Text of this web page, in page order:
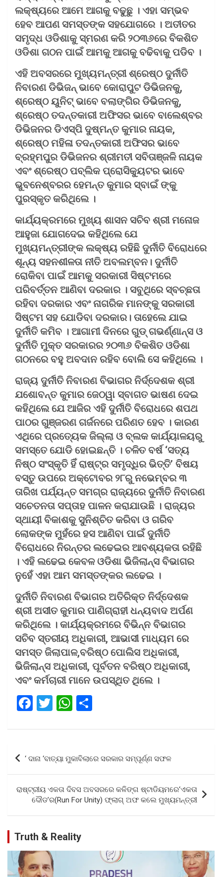
ଲକ୍ଷ୍ୟରେ ଆମେ ଆଗକୁ ବଢୁଛୁ । ଏହା ସମ୍ଭବ
ହେବ ଆପଣ ସମସ୍ତଙ୍କ ସହଯୋଗରେ । ଅତୀତର
ସମୃଦ୍ଧ ଓଡିଶାକୁ ସ୍ମରଣ କରି ୨୦୩୬ରେ ବିକଶିତ
ଓଡିଶା ଗଠନ ପାଇଁ ଆମକୁ ଆଗକୁ ବଢିବାକୁ ପଡିବ ।
ଏହି ଅବସରରେ ମୁଖ୍ୟମନ୍ତ୍ରୀ ଶ୍ରେଷ୍ଠ ଦୁର୍ନୀତି
ନିବାରଣ ଡିଭିଜନ୍ ଭାବେ କୋରାପୁଟ ଡିଭିଜନକୁ,
ଶ୍ରେଷ୍ଠ ୟୁନିଟ୍ ଭାବେ ବଲାଙ୍ଗିର ଡିଭିଜନକୁ,
ଶ୍ରେଷ୍ଠ ତଦନ୍ତକାରୀ ଅଫିସର ଭାବେ ବାଲେଶ୍ବର
ଡିଭିଜନର ଡିଏସ୍‌ପି ଦୁଷ୍ମନ୍ତ କୁମାର ନାୟକ,
ଶ୍ରେଷ୍ଠ ମହିଳା ତଦନ୍ତକାରୀ ଅଫିସର ଭାବେ
ବ୍ରହ୍ମପୁର ଡିଭିଜନର ଶ୍ରୀମତୀ ସବିତାଞ୍ଜଳି ନାୟକ
ଏବଂ ଶ୍ରେଷ୍ଠ ପବ୍ଲିକ ପ୍ରୋସିକ୍ୟୁଟର ଭାବେ
ଭୁବନେଶ୍ବରର ହେମନ୍ତ କୁମାର ସ୍ବାଇଁ ଙ୍କୁ
ପୁରସ୍କୃତ କରିଥିଲେ ।
କାର୍ଯ୍ୟକ୍ରମରେ ମୁଖ୍ୟ ଶାସନ ସଚିବ ଶ୍ରୀ ମନୋଜ
ଆହୁଜା ଯୋଗଦେଇ କହିଥିଲେ ଯେ
ମୁଖ୍ୟମନ୍ତ୍ରୀଙ୍କ ଲକ୍ଷ୍ୟ ରହିଛି ଦୁର୍ନୀତି ବିରୋଧରେ
ଶୂନ୍ୟ ସହନଶୀଳତା ନୀତି ଅବଲମ୍ବନ। ଦୁର୍ନୀତି
ରୋକିବା ପାଇଁ ଆମକୁ ସରକାରୀ ସିଷ୍ଟମରେ
ପରିବର୍ତ୍ତନ ଆଣିବା ଦରକାର । ସବୁଥିରେ ସ୍ବଚ୍ଛତା
ରହିବା ଦରକାର ଏବଂ ନାଗରିକ ମାନଙ୍କୁ ସରକାରୀ
ସିଷ୍ଟମ ସହ ଯୋଡିବା ଦରକାର। ତାହେଲେ ଯାଇ
ଦୁର୍ନୀତି କମିବ । ଆଗାମୀ ଦିନରେ ଗୁଡ୍ ଗଭର୍ଣ୍ଣାନ୍ସ ଓ
ଦୁର୍ନୀତି ମୁକ୍ତ ସରକାରର ୨୦୩୬ ବିକଶିତ ଓଡିଶା
ଗଠନରେ ବହୁ ଅବଦାନ ରହିବ ବୋଲି ସେ କହିଥିଲେ ।
ରାଜ୍ୟ ଦୁର୍ନୀତି ନିବାରଣ ବିଭାଗର ନିର୍ଦ୍ଦେଶକ ଶ୍ରୀ
ଯଶୋବନ୍ତ କୁମାର ଜେଠୱା ସ୍ବାଗତ ଭାଷଣ ଦେଇ
କହିଥିଲେ ଯେ ଆଜିର ଏହି ଦୁର୍ନୀତି ବିରୋଧରେ ଶପଥ
ପାଠର ଗୁଞ୍ଜରଣ ଗର୍ଜନରେ ପରିଣତ ହେବ । କାରଣ
ଏଥିରେ ପ୍ରତ୍ୟେକ ଜିଲ୍ଲା ଓ ବ୍ଲକ କାର୍ଯ୍ୟାଳୟରୁ
ସମସ୍ତେ ଯୋଡି ହୋଇଛନ୍ତି । ଚଳିତ ବର୍ଷ ‘ସତ୍ୟ
ନିଷ୍ଠ ସଂସ୍କୃତି ହିଁ ରାଷ୍ଟ୍ର ସମୃଦ୍ଧିର ଭିତ୍ତି’ ବିଷୟ
ବସ୍ତୁ ଉପରେ ଅକ୍ଟୋବର ୨୮ରୁ ନଭେମ୍ବର ୩
ତାରିଖ ପର୍ଯ୍ୟନ୍ତ ସମଗ୍ର ରାଜ୍ୟରେ ଦୁର୍ନୀତି ନିବାରଣ
ସଚେତନତା ସପ୍ତାହ ପାଳନ କରାଯାଉଛି । ରାଜ୍ୟର
ସ୍ଥାୟୀ ବିକାଶକୁ ସୁନିଶ୍ଚିତ କରିବା ଓ ଗରିବ
ଲୋକଙ୍କ ମୁହଁରେ ହସ ଆଣିବା ପାଇଁ ଦୁର୍ନୀତି
ବିରୋଧରେ ନିରନ୍ତର ଲଢେଇର ଆବଶ୍ୟକତା ରହିଛି
। ଏହି ଲଢେଇ କେବଳ ଓଡିଶା ଭିଜିଲାନ୍ସ ବିଭାଗର
ନୁହେଁ ଏହା ଆମ ସମସ୍ତଙ୍କର ଲଢେଇ ।
ଦୁର୍ନୀତି ନିବାରଣ ବିଭାଗର ଅତିରିକ୍ତ ନିର୍ଦ୍ଦେଶକ
ଶ୍ରୀ ଅସୀତ କୁମାର ପାଣିଗ୍ରାହୀ ଧନ୍ୟବାଦ ଅର୍ପଣ
କରିଥିଲେ । କାର୍ଯ୍ୟକ୍ରମରେ ବିଭିନ୍ନ ବିଭାଗର
ସଚିବ ସ୍ତରୀୟ ଅଧିକାରୀ, ଆଭାସୀ ମାଧ୍ୟମ ରେ
ସମସ୍ତ ଜିଲାପାଳ,ବରିଷ୍ଠ ପୋଲିସ ଅଧିକାରୀ,
ଭିଜିଲାନ୍ସ ଅଧିକାରୀ, ପୂର୍ବତନ ବରିଷ୍ଠ ଅଧିକାରୀ,
ଏବଂ କର୍ମଚାରୀ ମାନେ ଉପସ୍ଥିତ ଥିଲେ ।
F
ce
o
o
k
T
tt
W
at
s
A
p
p
ar
Post
navigation
‘ ଦାନା ‘ବାତ୍ୟା ମୁକାବିଲାରେ ସରକାର ସମ୍ପୂର୍ଣ୍ଣ ସଫଳ
ରାଷ୍ଟ୍ରୀୟ ଏକତା ଦିବସ ଅବସରରେ କଳିଙ୍ଗ ଷ୍ଟାଡିୟମରେ‘ଏକତା
ଦୌଡ’ର(Run For Unity) ଫ୍ଲାଗ୍ ଅଫ କଲେ ମୁଖ୍ୟମନ୍ତ୍ରୀ
Truth & Reality